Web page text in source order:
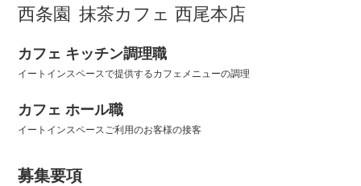
西条園 抹茶カフェ 西尾本店
カフェ キッチン調理職
イートインスペースで提供するカフェメニューの調理
カフェ ホール職
イートインスペースご利用のお客様の接客
募集要項